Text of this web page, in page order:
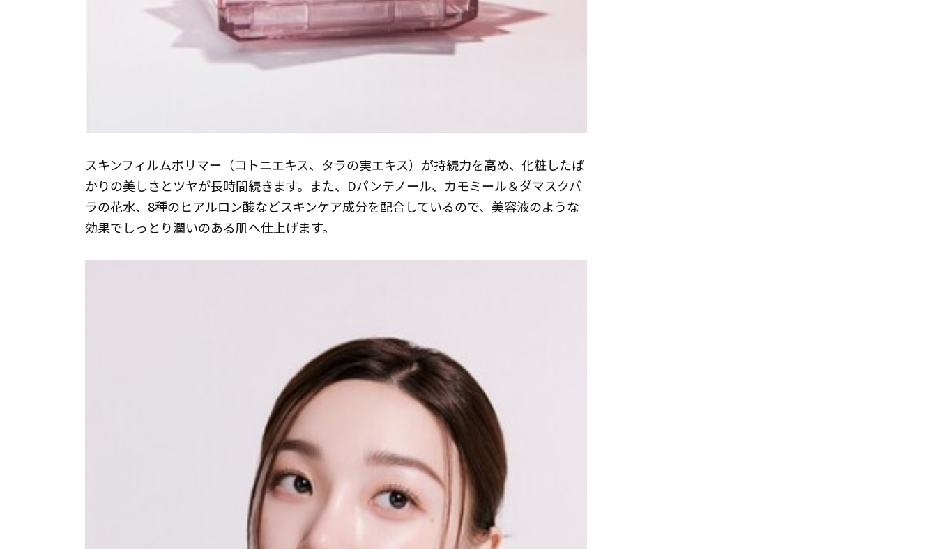
スキンフィルムポリマー（コトニエキス、タラの実エキス）が持続力を高め、化粧したば
かりの美しさとツヤが長時間続きます。また、Dパンテノール、カモミール＆ダマスクバ
ラの花水、8種のヒアルロン酸などスキンケア成分を配合しているので、美容液のような
効果でしっとり潤いのある肌へ仕上げます。